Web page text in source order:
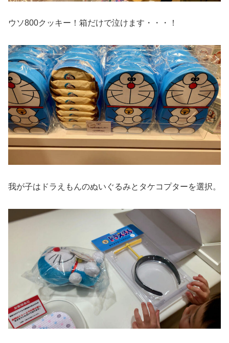
ウソ800クッキー！箱だけで泣けます・・・！
我が子はドラえもんのぬいぐるみとタケコプターを選択。